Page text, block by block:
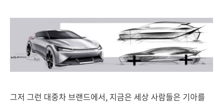
그저 그런 대중차 브랜드에서, 지금은 세상 사람들은 기아를